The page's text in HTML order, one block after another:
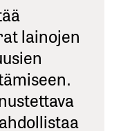
lainojen